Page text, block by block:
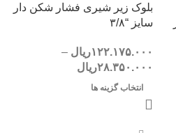
بلوک زیر شیری فشار شکن دار
سایز “۳/۸
۱۲۲.۱۷۵.۰۰۰ریال –
۲۸.۳۵۰.۰۰۰ریال
انتخاب گزینه ها